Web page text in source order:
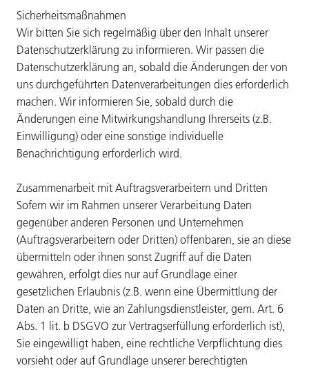
Sicherheitsmaßnahmen
Wir bitten Sie sich regelmäßig über den Inhalt unserer
Datenschutzerklärung zu informieren. Wir passen die
Datenschutzerklärung an, sobald die Änderungen der von
uns durchgeführten Datenverarbeitungen dies erforderlich
machen. Wir informieren Sie, sobald durch die
Änderungen eine Mitwirkungshandlung Ihrerseits (z.B.
Einwilligung) oder eine sonstige individuelle
Benachrichtigung erforderlich wird.
Zusammenarbeit mit Auftragsverarbeitern und Dritten
Sofern wir im Rahmen unserer Verarbeitung Daten
gegenüber anderen Personen und Unternehmen
(Auftragsverarbeitern oder Dritten) offenbaren, sie an diese
übermitteln oder ihnen sonst Zugriff auf die Daten
gewähren, erfolgt dies nur auf Grundlage einer
gesetzlichen Erlaubnis (z.B. wenn eine Übermittlung der
Daten an Dritte, wie an Zahlungsdienstleister, gem. Art. 6
Abs. 1 lit. b DSGVO zur Vertragserfüllung erforderlich ist),
Sie eingewilligt haben, eine rechtliche Verpflichtung dies
vorsieht oder auf Grundlage unserer berechtigten